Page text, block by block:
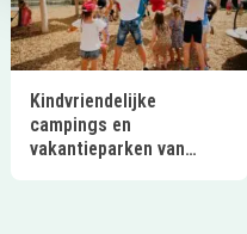
Kindvriendelijke
campings en
vakantieparken van